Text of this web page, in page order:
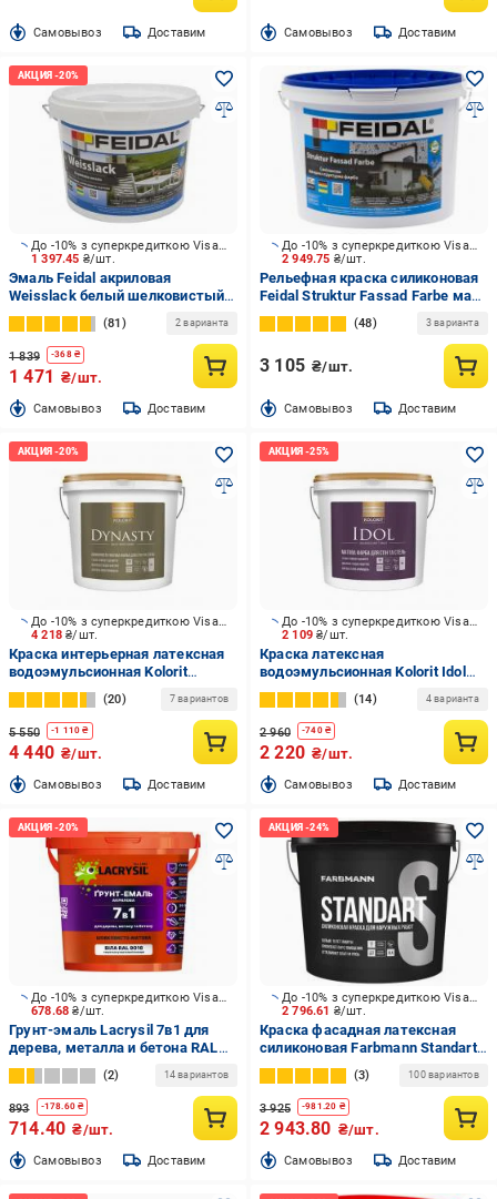
Cамовывоз Доставим Cамовывоз Доставим
1 397.45 ₴/шт.
До -10% з суперкредиткою Visa Вигода
Эмаль Feidal акриловая
Weisslack белый шелковистый
мат 2,5 л
81 2 варианта
1 839 -368₴
1 471 ₴/шт.
Cамовывоз Доставим
2 949.75 ₴/шт.
До -10% з суперкредиткою Visa Вигода
Рельефная краска силиконовая
Feidal Struktur Fassad Farbе мат
белый 10 л
48 3 варианта
3 105 ₴/шт.
Cамовывоз Доставим
4 218₴/шт.
До -10% з суперкредиткою Visa Вигода
Краска интерьерная латексная
водоэмульсионная Kolorit
Dynasty (база А) шелковистый
мат белая 9 л
20 7 вариантов
5 550 -1 110 ₴
4 440 ₴/шт.
Cамовывоз Доставим
2 109₴/шт.
До -10% з суперкредиткою Visa Вигода
Краска латексная
водоэмульсионная Kolorit Idol
база А мат белый 4,5 л 6,374 кг
14 4 варианта
2 960 -740₴
2 220 ₴/шт.
Cамовывоз Доставим
678.68₴/шт.
До -10% з суперкредиткою Visa Вигода
Грунт-эмаль Lacrysil 7в1 для
дерева, металла и бетона RAL
9016 белая шелковистый мат
2,5 кг
2 14 вариантов
893 -178.60 ₴
714.40 ₴/шт.
Cамовывоз Доставим
2 796.61 ₴/шт.
До -10% з суперкредиткою Visa Вигода
Краска фасадная латексная
силиконовая Farbmann Standart
S база LА мат белый 9 л
12,857 кг
3 100 вариантов
3 925 -981.20 ₴
2 943.80 ₴/шт.
Cамовывоз Доставим